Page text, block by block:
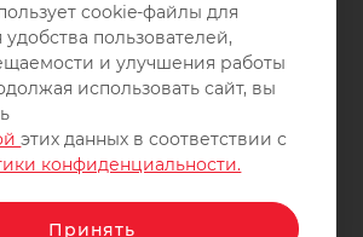
магазин спортивных товаров
публичной офертой. Все права
материалов и фотографий
запрещено.
cookie-файлы для
пользователей,
и улучшения работы
использовать сайт, вы
этих данных в соответствии с
конфиденциальности.
Принять